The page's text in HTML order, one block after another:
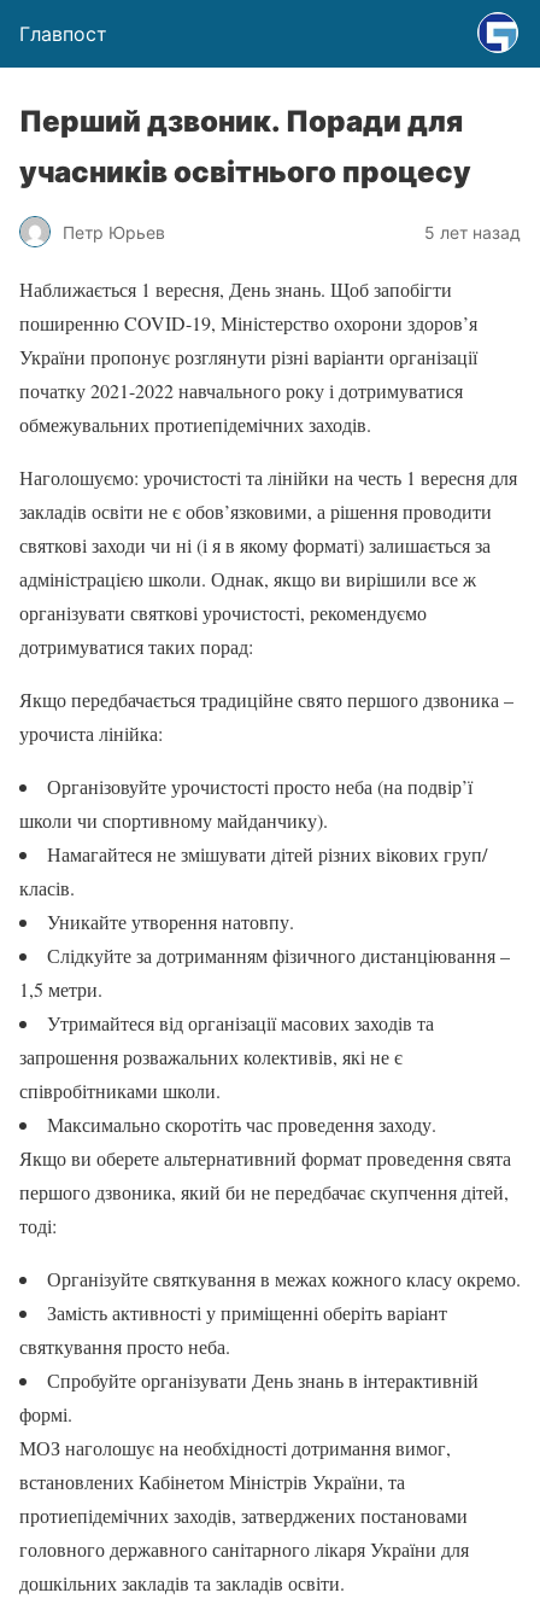
Главпост
Перший дзвоник. Поради для
учасників освітнього процесу
Петр Юрьев 5 лет назад
Наближається 1 вересня, День знань. Щоб запобігти
поширенню COVID-19, Міністерство охорони здоров’я
України пропонує розглянути різні варіанти організації
початку 2021-2022 навчального року і дотримуватися
обмежувальних протиепідемічних заходів.
Наголошуємо: урочистості та лінійки на честь 1 вересня для
закладів освіти не є обов’язковими, а рішення проводити
святкові заходи чи ні (і я в якому форматі) залишається за
адміністрацією школи. Однак, якщо ви вирішили все ж
організувати святкові урочистості, рекомендуємо
дотримуватися таких порад:
Якщо передбачається традиційне свято першого дзвоника –
урочиста лінійка:
Організовуйте урочистості просто неба (на подвір’ї
школи чи спортивному майданчику).
Намагайтеся не змішувати дітей різних вікових груп/
класів.
Уникайте утворення натовпу.
Слідкуйте за дотриманням фізичного дистанціювання –
1,5 метри.
Утримайтеся від організації масових заходів та
запрошення розважальних колективів, які не є
співробітниками школи.
Максимально скоротіть час проведення заходу.
Якщо ви оберете альтернативний формат проведення свята
першого дзвоника, який би не передбачає скупчення дітей,
тоді:
Організуйте святкування в межах кожного класу окремо.
Замість активності у приміщенні оберіть варіант
святкування просто неба.
Спробуйте організувати День знань в інтерактивній
формі.
МОЗ наголошує на необхідності дотримання вимог,
встановлених Кабінетом Міністрів України, та
протиепідемічних заходів, затверджених постановами
головного державного санітарного лікаря України для
дошкільних закладів та закладів освіти.